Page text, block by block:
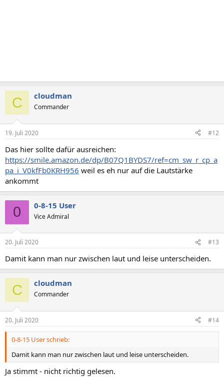
C cloudman
Commander
19. Juli 2020 #12
Das hier sollte dafür ausreichen:
https://smile.amazon.de/dp/B07Q1BYDS7/ref=cm_sw_r_cp_a
pa_i_V0kfFb0KRH956 weil es eh nur auf die Lautstärke
ankommt
0 0-8-15 User
Vice Admiral
20. Juli 2020 #13
Damit kann man nur zwischen laut und leise unterscheiden.
C cloudman
Commander
20. Juli 2020 #14
0-8-15 User schrieb:
Damit kann man nur zwischen laut und leise unterscheiden.
Ja stimmt - nicht richtig gelesen.